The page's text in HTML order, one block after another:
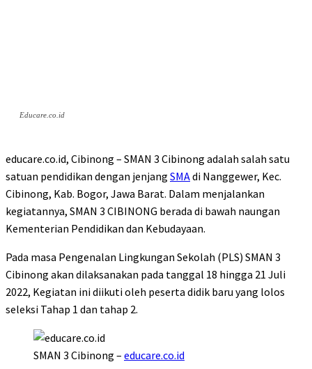
Educare.co.id
educare.co.id, Cibinong – SMAN 3 Cibinong adalah salah satu
satuan pendidikan dengan jenjang SMAdi Nanggewer, Kec.
Cibinong, Kab. Bogor, Jawa Barat. Dalam menjalankan
kegiatannya, SMAN 3 CIBINONG berada di bawah naungan
Kementerian Pendidikan dan Kebudayaan.
Pada masa Pengenalan Lingkungan Sekolah (PLS) SMAN 3
Cibinong akan dilaksanakan pada tanggal 18 hingga 21 Juli
2022, Kegiatan ini diikuti oleh peserta didik baru yang lolos
seleksi Tahap 1 dan tahap 2.
SMAN 3 Cibinong – educare.co.id